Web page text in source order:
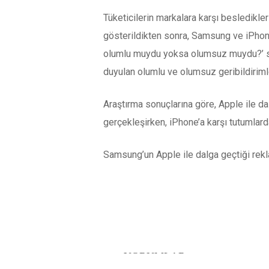
Tüketicilerin markalara karşı
gösterildikten sonra, Samsung ve
olumlu muydu yoksa olumsuz muydu?’
duyulan olumlu ve olumsuz
Araştırma sonuçlarına göre, Apple ile
gerçekleşirken, iPhone’a karşı
Samsung’un Apple ile dalga geçtiği
YORUMLAR